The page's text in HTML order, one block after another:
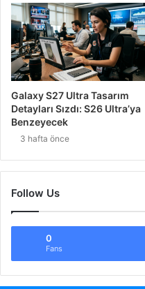
Galaxy S27 Ultra Tasarım
Detayları Sızdı: S26 Ultra’ya
Benzeyecek
3 hafta önce
Follow Us
0
Fans